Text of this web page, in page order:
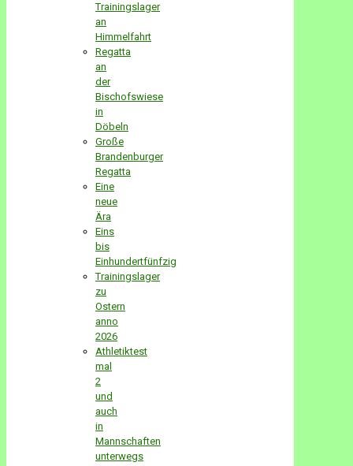
Trainingslager
an
Himmelfahrt
Regatta
an
der
Bischofswiese
in
Döbeln
Große
Brandenburger
Regatta
Eine
neue
Ära
Eins
bis
Einhundertfünfzig
Trainingslager
zu
Ostern
anno
2026
Athletiktest
mal
2
und
auch
in
Mannschaften
unterwegs